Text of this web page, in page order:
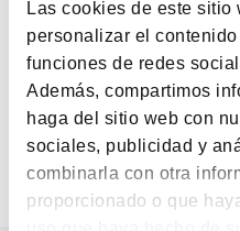
Las cookies de este sitio
personalizar el
funciones de redes
Además, compartimos
haga del sitio web con
sociales, publicidad y
combinarla con otra
proporcionado o que
Cómo nos ha
1 2